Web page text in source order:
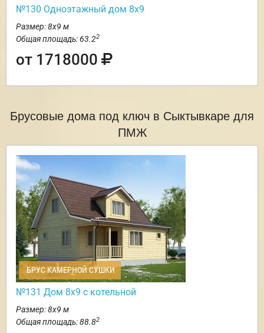
№130 Одноэтажный дом 8х9
Размер: 8х9 м
Общая площадь: 63.22
от 1718000
Брусовые дома под ключ в Сыктывкаре для
ПМЖ
БРУС КАМЕРНОЙ СУШКИ
№131 Дом 8х9 с котельной
Размер: 8х9 м
Общая площадь: 88.82